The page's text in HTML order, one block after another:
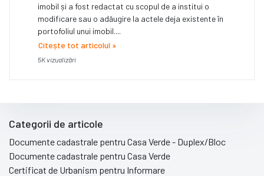
imobil și a fost redactat cu scopul de a institui o
modificare sau o adăugire la actele deja existente în
portofoliul unui imobil....
Citește tot articolul »
5K vizualizări
Categorii de articole
Documente cadastrale pentru Casa Verde - Duplex/Bloc
Documente cadastrale pentru Casa Verde
Certificat de Urbanism pentru Informare